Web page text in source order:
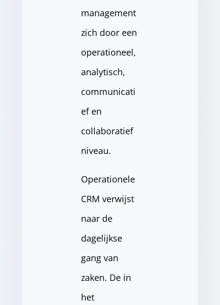
management
zich door een
operationeel,
analytisch,
communicati
ef en
collaboratief
niveau.
Operationele
CRM verwijst
naar de
dagelijkse
gang van
zaken. De in
het